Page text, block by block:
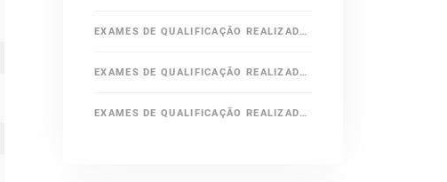
EXAMES DE QUALIFICAÇÃO REALIZADOS EM 2018
EXAMES DE QUALIFICAÇÃO REALIZADOS EM 2017
EXAMES DE QUALIFICAÇÃO REALIZADOS EM 2016